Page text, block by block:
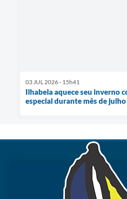
03 JUL 2026 - 15h41
Ilhabela aquece seu inverno
especial durante mês de julho